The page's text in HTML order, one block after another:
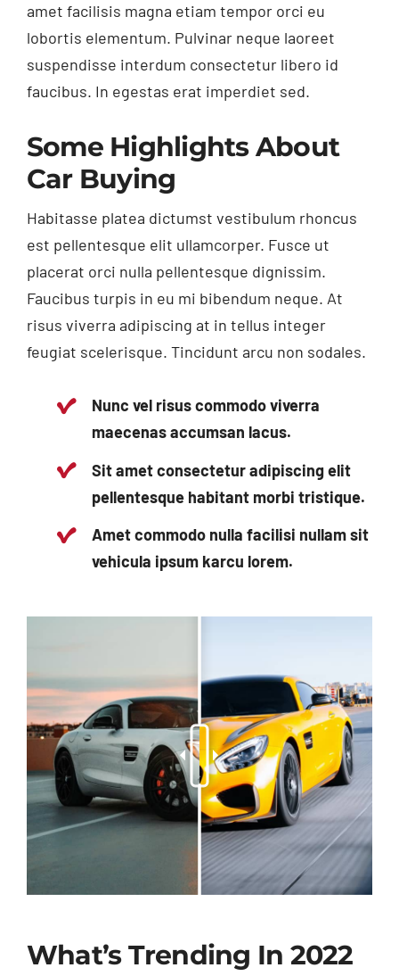
amet facilisis magna etiam tempor orci eu
lobortis elementum. Pulvinar neque laoreet
suspendisse interdum consectetur libero id
faucibus. In egestas erat imperdiet sed.
Some Highlights About
Car Buying
Habitasse platea dictumst vestibulum rhoncus
est pellentesque elit ullamcorper. Fusce ut
placerat orci nulla pellentesque dignissim.
Faucibus turpis in eu mi bibendum neque. At
risus viverra adipiscing at in tellus integer
feugiat scelerisque. Tincidunt arcu non sodales.
Nunc vel risus commodo viverra
maecenas accumsan lacus.
Sit amet consectetur adipiscing elit
pellentesque habitant morbi tristique.
Amet commodo nulla facilisi nullam sit
vehicula ipsum karcu lorem.
What’s Trending In 2022